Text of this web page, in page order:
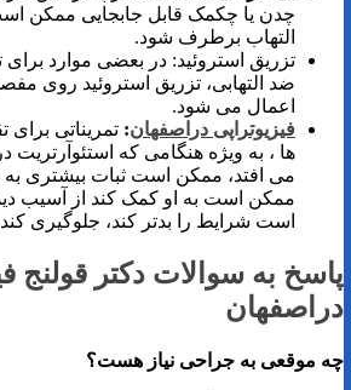
چدن یا چکمک قابل جابجایی ممکن
التهاب برطرف شود.
تزریق استروئید: در بعضی موارد برای
ضد التهابی، تزریق استروئید روی
اعمال می شود.
فیزیوتراپی دراصفهان: تمریناتی برای
ها ، به ویژه هنگامی که استئوآرتریت
می افتد، ممکن است ثبات بیشتری به
ممکن است به او کمک کند از آسیب
است شرایط را بدتر کند، جلوگیری
پاسخ به سوالات دکتر قولنج
دراصفهان
چه موقعی به جراحی نیاز هست؟